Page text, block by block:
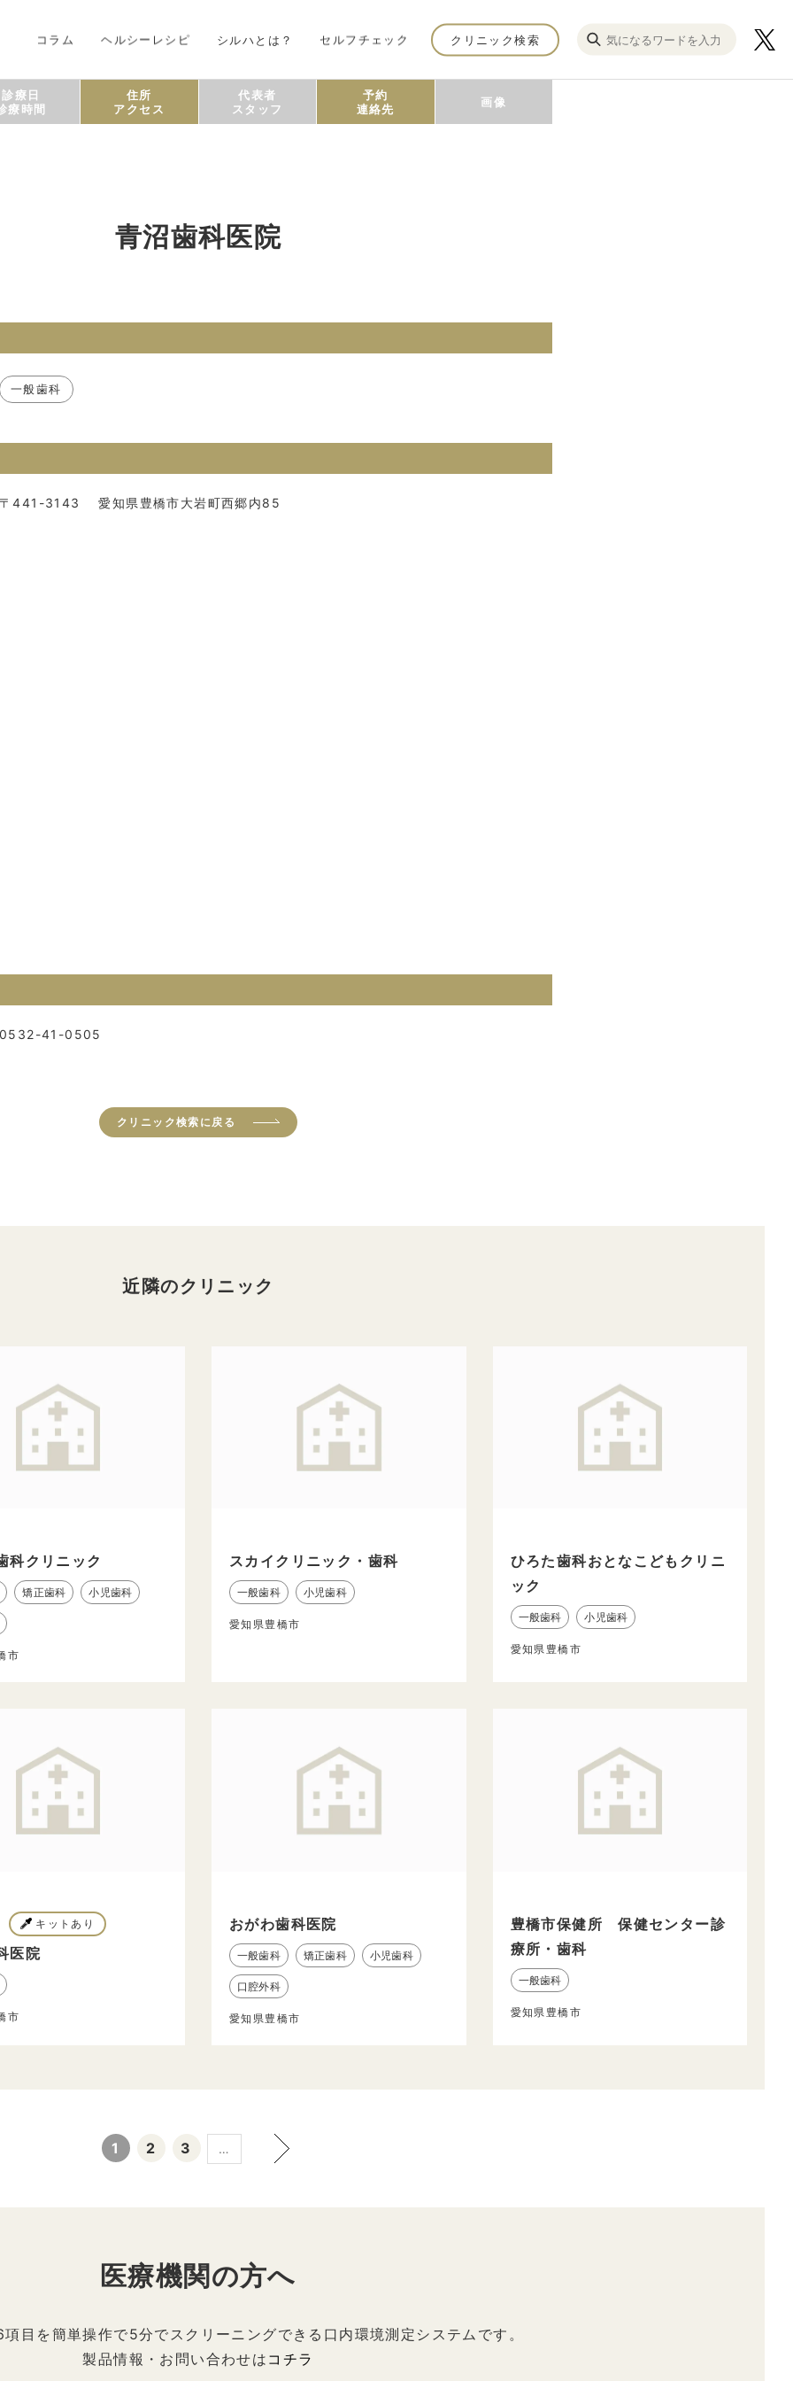
コラム ヘルシーレシピ シルハとは？ セルフチェック クリニック検索
診療日
療時間
住所
アクセス
代表者
スタッフ
予約
連絡先
画像
青沼歯科医院
一般歯科
〒441-3143 愛知県豊橋市大岩町西郷内85
0532-41-0505
クリニック検索に戻る
近隣のクリニック
科クリニック
矯正歯科 小児歯科
市
スカイクリニック・歯科
一般歯科 小児歯科
愛知県豊橋市
ひろた歯科おとなこどもクリニ
ック
一般歯科 小児歯科
愛知県豊橋市
キットあり
医院
市
おがわ歯科医院
一般歯科 矯正歯科 小児歯科
口腔外科
愛知県豊橋市
豊橋市保健所 保健センター診
療所・歯科
一般歯科
愛知県豊橋市
1 2 3 …
医療機関の方へ
目を簡単操作で5分でスクリーニングできる口内環境測定システムです。
製品情報・お問い合わせは コチラ